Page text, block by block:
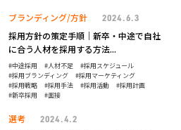
ブランディング/方針 2024.6.3
採用方針の策定手順｜新卒・中途で自社
に合う人材を採用する方法...
中途採用 人材不足
採用スケジュール
採用ブランディング
採用マーケティング
採用戦略
採用手法 採用活動
採用計画
新卒採用
面接
選考 2024.4.2